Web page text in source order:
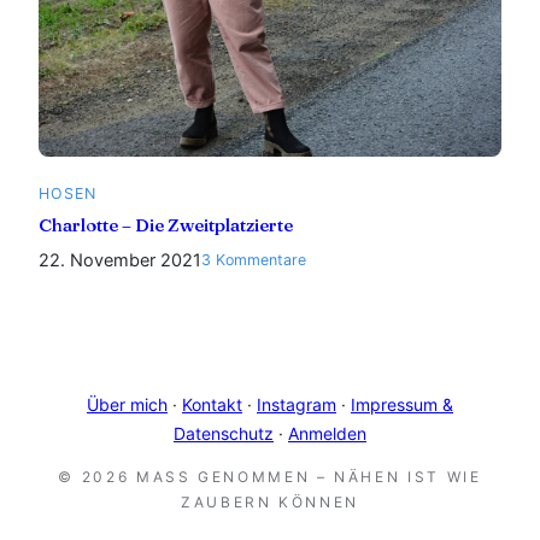
HOSEN
Charlotte – Die Zweitplatzierte
22. November 2021 3 Kommentarezu
Über mich · Kontakt · Instagram · Impressum &
Datenschutz · Anmelden
© 2026 MASS GENOMMEN – NÄHEN IST WIE Z
AUBERN KÖNNEN